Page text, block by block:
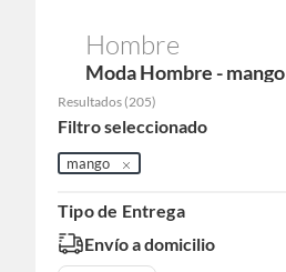
Hombre
Moda Hombre - mango
Resultados (205)
Filtro seleccionado
mango
Tipo de Entrega
Envío a domicilio